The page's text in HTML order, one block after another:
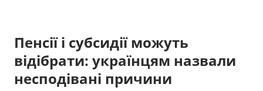
Пенсії і субсидії можуть
відібрати: українцям назвали
несподівані причини